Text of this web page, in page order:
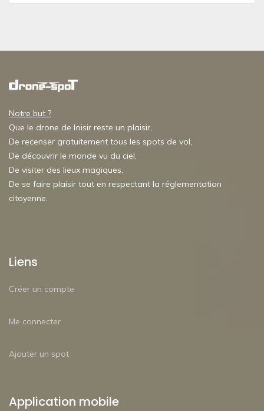
Notre but ?
Que le drone de loisir reste un plaisir,
De recenser gratuitement tous les spots de vol,
De découvrir le monde vu du ciel,
De visiter des lieux magiques,
De se faire plaisir tout en respectant la réglementation
citoyenne.
Liens
Créer un compte
Me connecter
Ajouter un spot
Application mobile